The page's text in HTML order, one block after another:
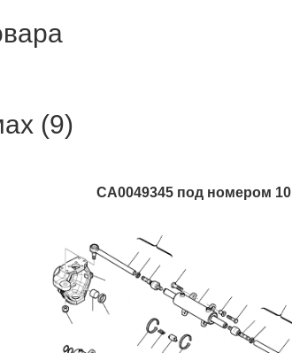
(9)
CA0049345 под номером 10